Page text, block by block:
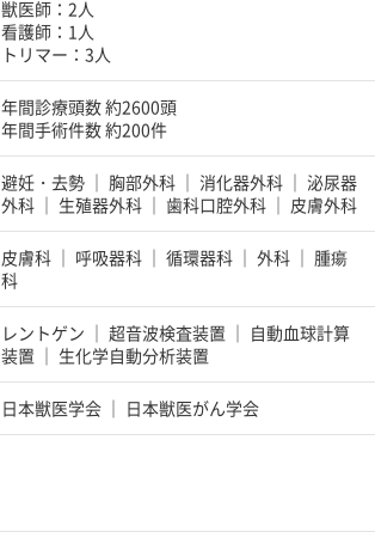
獣医師：2人
看護師：1人
トリマー：3人
年間診療頭数 約2600頭
年間手術件数 約200件
避妊・去勢 胸部外科 消化器外科
泌尿器
外科
生殖器外科 歯科口腔外科 皮膚外科
皮膚科 呼吸器科 循環器科 外科
腫瘍
科
レントゲン 超音波検査装置
自動血球計算
装置
生化学自動分析装置
日本獣医学会 日本獣医がん学会